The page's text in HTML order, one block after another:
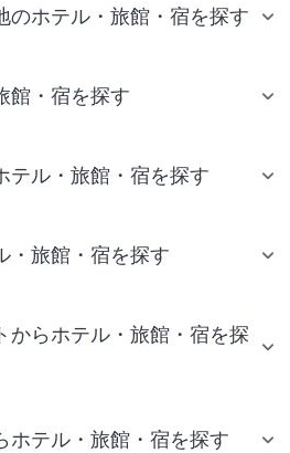
のホテル・旅館・宿を探す
館・宿を探す
テル・旅館・宿を探す
・旅館・宿を探す
からホテル・旅館・宿を探
ホテル・旅館・宿を探す